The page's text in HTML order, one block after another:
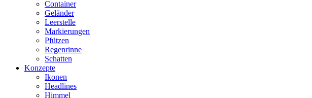
Container
Geländer
Leerstelle
Markierungen
Pfützen
Regenrinne
Schatten
Konzepte
Ikonen
Headlines
Himmel